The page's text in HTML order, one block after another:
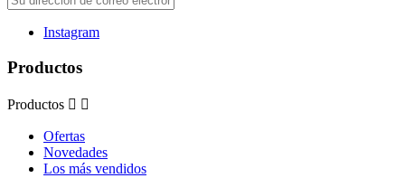
Instagram
Productos
Productos  
Ofertas
Novedades
Los más vendidos